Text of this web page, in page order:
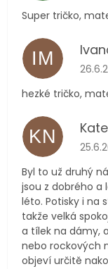
Super tričko,
IM
hezké tričko,
KN
Byl to už druhý
jsou z dobrého
léto. Potisky i na
takže velká
a tílek na dámy,
nebo rockových
objeví určitě